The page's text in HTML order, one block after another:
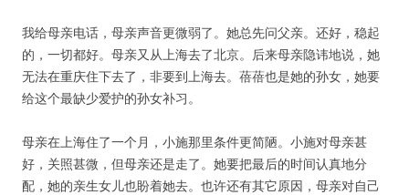
我给母亲电话，母亲声音更微弱了。她总先问父亲。还好，稳起
的，一切都好。母亲又从上海去了北京。后来母亲隐讳地说，她
无法在重庆住下去了，非要到上海去。蓓蓓也是她的孙女，她要
给这个最缺少爱护的孙女补习。
母亲在上海住了一个月，小施那里条件更简陋。小施对母亲甚
好，关照甚微，但母亲还是走了。她要把最后的时间认真地分
配，她的亲生女儿也盼着她去。也许还有其它原因，母亲对自己